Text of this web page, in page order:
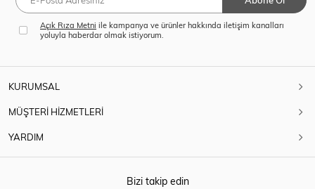
Açık Rıza Metni ile kampanya ve ürünler hakkında iletişim kanalları
yoluyla haberdar olmak istiyorum.
KURUMSAL
MÜŞTERİ HİZMETLERİ
YARDIM
Bizi takip edin